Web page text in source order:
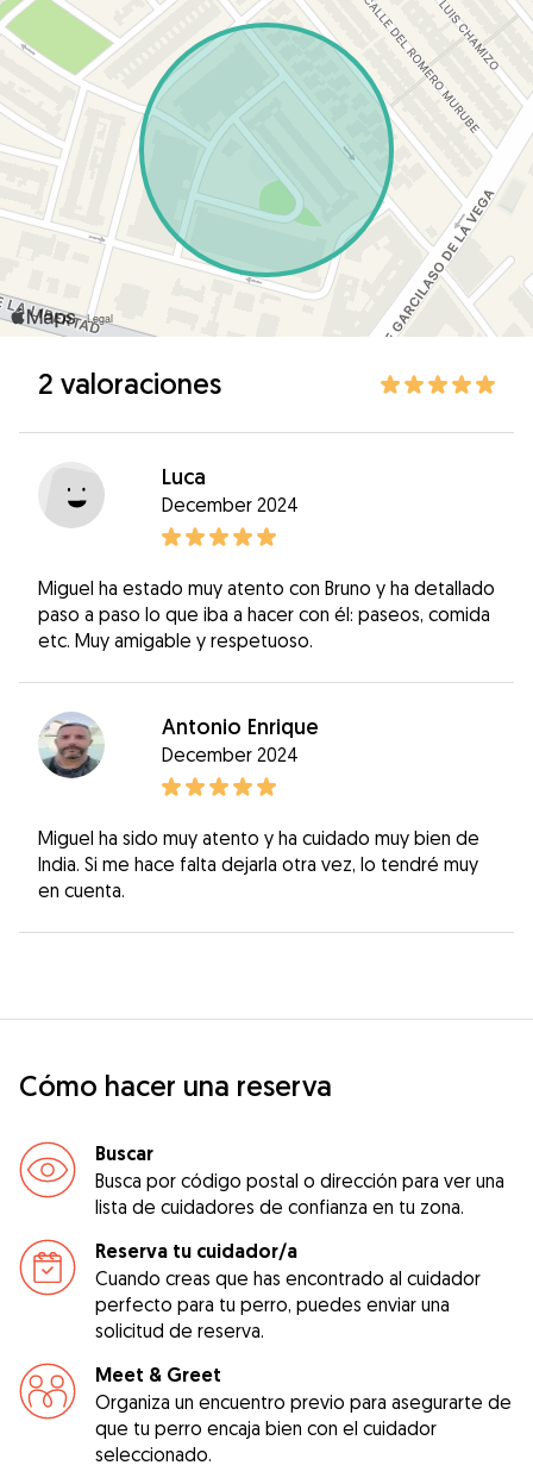
2 valoraciones
Luca
December 2024
Miguel ha estado muy atento con Bruno y ha detallado
paso a paso lo que iba a hacer con él: paseos, comida
etc. Muy amigable y respetuoso.
Antonio Enrique
December 2024
Miguel ha sido muy atento y ha cuidado muy bien de
India. Si me hace falta dejarla otra vez, lo tendré muy
en cuenta.
Cómo hacer una reserva
Buscar
Busca por código postal o dirección para ver una
lista de cuidadores de confianza en tu zona.
Reserva tu cuidador/a
Cuando creas que has encontrado al cuidador
perfecto para tu perro, puedes enviar una
solicitud de reserva.
Meet & Greet
Organiza un encuentro previo para asegurarte de
que tu perro encaja bien con el cuidador
seleccionado.